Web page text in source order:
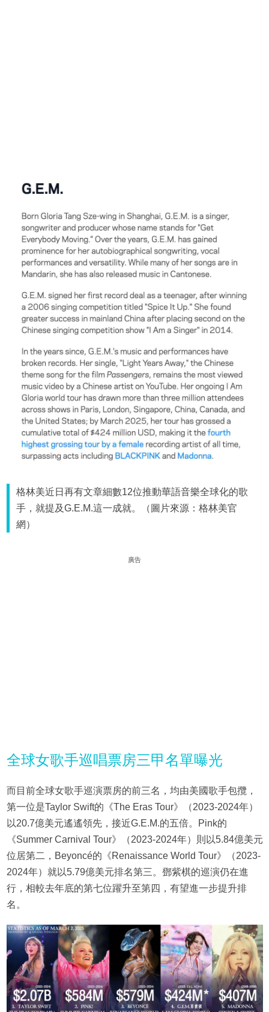
格林美近日再有文章細數12位推動華語音樂全球化的歌
手，就提及G.E.M.這一成就。（圖片來源：格林美官
網）
廣告
全球女歌手巡唱票房三甲名單曝光
而目前全球女歌手巡演票房的前三名，均由美國歌手包攬，
第一位是Taylor Swift的《The Eras Tour》（2023-2024年）
以20.7億美元遙遙領先，接近G.E.M.的五倍。Pink的
《Summer Carnival Tour》（2023-2024年）則以5.84億美元
位居第二，Beyoncé的《Renaissance World Tour》（2023-
2024年）就以5.79億美元排名第三。鄧紫棋的巡演仍在進
行，相較去年底的第七位躍升至第四，有望進一步提升排
名。